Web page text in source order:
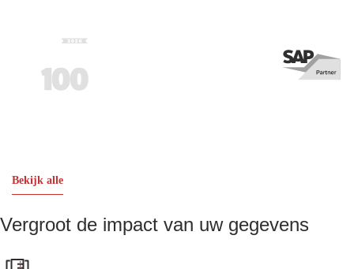
Bekijk alle
Vergroot de impact van uw gegevens